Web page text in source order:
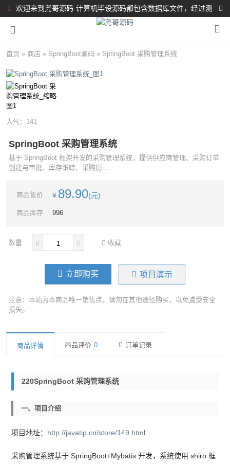
欢迎来到尧哥源码-计算机毕设源码都包含数据库文件，经过测
试都完整可运行！！！
首页 » 商店 » SpringBoot源码 » SpringBoot 采购管理系统
人气： 141
SpringBoot 采购管理系统
基于 SpringBoot 框架开发的采购管理系统，提供供应商管理、采购订单
创建与审批、库存跟踪、采购历...
商品售价 ¥ 89.90(元)
商品库存 996
数量 收藏
立即购买 项目演示
注意：本站为本商品唯一销售点，请勿在其他途径购买，以免遭受安全
损失。
商品详情 商品评价 0 订单记录
220SpringBoot 采购管理系统
一、项目介绍
项目地址： http://javatip.cn/store/149.html
采购管理系统基于 SpringBoot+Mybatis 开发，系统使用 shiro 框